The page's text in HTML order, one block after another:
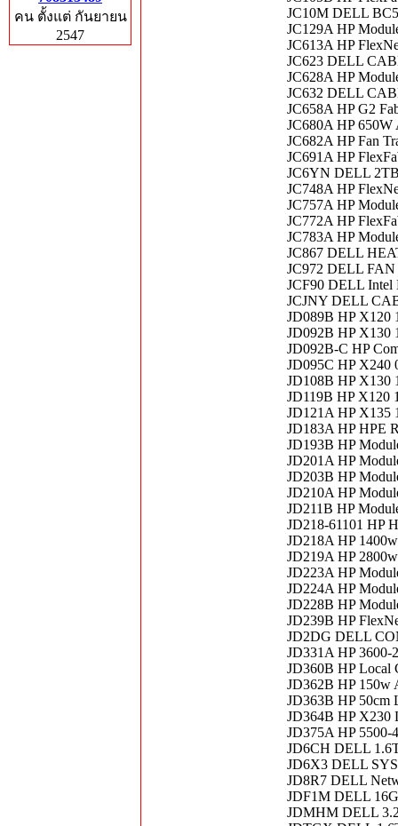
คน ตั้งแต่ กันยายน
2547
JC10M DELL
JC129A HP
JC613A HP
JC623 DELL
JC628A HP
JC632 DELL
JC658A HP G2
JC680A HP 650W
JC682A HP Fan
JC691A HP
JC6YN DELL
JC748A HP
JC757A HP
JC772A HP
JC783A HP
JC867 DELL
JC972 DELL FAN
JCF90 DELL Intel
JCJNY DELL
JD089B HP X120
JD092B HP X130
JD092B-C HP
JD095C HP X240
JD108B HP X130
JD119B HP X120
JD121A HP X135
JD183A HP HPE
JD193B HP
JD201A HP
JD203B HP
JD210A HP
JD211B HP
JD218-61101 HP
JD218A HP
JD219A HP
JD223A HP
JD224A HP
JD228B HP
JD239B HP
JD2DG DELL
JD331A HP 3600-
JD360B HP Local
JD362B HP 150w
JD363B HP 50cm
JD364B HP X230
JD375A HP
JD6CH DELL
JD6X3 DELL
JD8R7 DELL
JDF1M DELL
JDMHM DELL